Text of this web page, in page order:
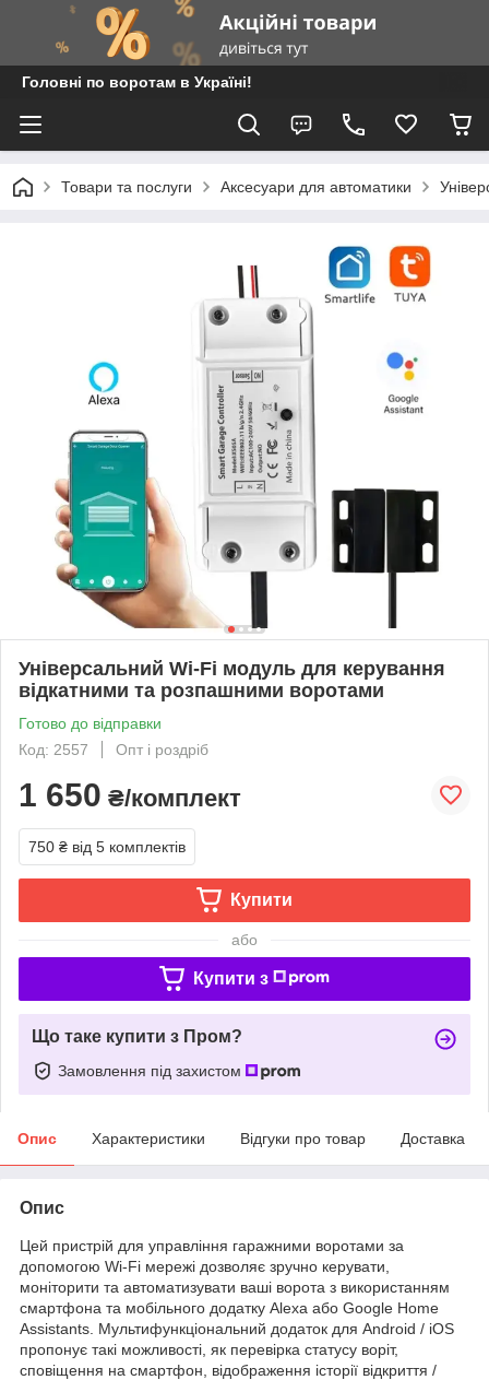
Головні по воротам в Україні!
Товари та послуги Аксесуари для автоматики
Універсальний Wi-Fi модуль для керування
відкатними та розпашними воротами
Готово до відправки
Код: 2557
Опт і роздріб
1 650 ₴/комплект
750 ₴ від 5 комплектів
Купити
або
Купити з
Що таке купити з Пром?
Замовлення під захистом
Опис Характеристики Відгуки про товар Доставка
Опис
Цей пристрій для управління гаражними воротами за
допомогою Wi-Fi мережі дозволяє зручно керувати,
моніторити та автоматизувати ваші ворота з використанням
смартфона та мобільного додатку Alexa або Google Home
Assistants. Мультифункціональний додаток для Android / iOS
пропонує такі можливості, як перевірка статусу воріт,
сповіщення на смартфон, відображення історії відкриття /